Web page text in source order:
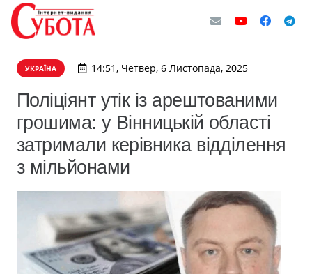
УКРАЇНА 14:51, Четвер, 6 Листопада, 2025
Поліціянт утік із арештованими
грошима: у Вінницькій області
затримали керівника відділення
з мільйонами